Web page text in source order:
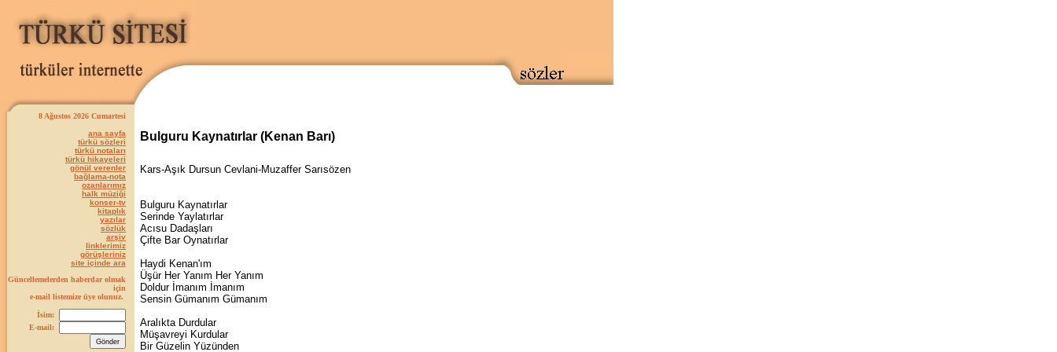
8 Ağustos 2026 Cumartesi
ana sayfa
türkü sözleri
türkü notaları
türkü hikayeleri
gönül verenler
bağlama-nota
ozanlarımız
halk müziği
konser-tv
kitaplık
yazılar
sözlük
arşiv
linklerimiz
görüşleriniz
site içinde ara
Güncellemelerden haberdar olmak
için
e-mail listemize üye olunuz.
İsim:
E-mail:
Bulguru Kaynatırlar (Kenan Barı)
Kars-Aşık Dursun Cevlani-Muzaffer Sarısözen
Bulguru Kaynatırlar
Serinde Yaylatırlar
Acısu Dadaşları
Çifte Bar Oynatırlar
Haydi Kenan'ım
Üşür Her Yanım Her Yanım
Doldur İmanım İmanım
Sensin Gümanım Gümanım
Aralıkta Durdular
Müşavreyi Kurdular
Bir Güzelin Yüzünden